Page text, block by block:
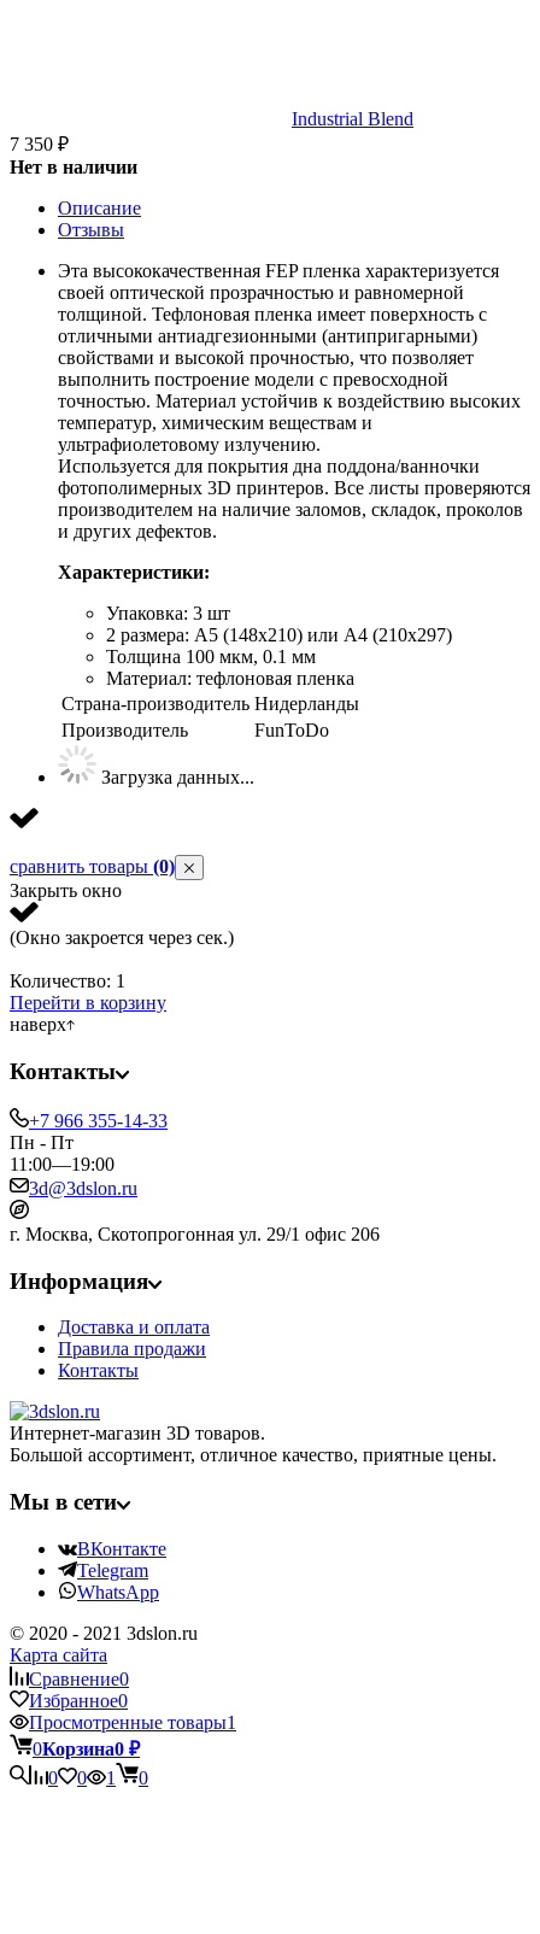
Industrial Blend
7 350 ₽
Нет в наличии
Описание
Отзывы
Эта высококачественная FEP пленка характеризуется
своей оптической прозрачностью и равномерной
толщиной. Тефлоновая пленка имеет поверхность с
отличными антиадгезионными (антипригарными)
свойствами и высокой прочностью, что позволяет
выполнить построение модели с превосходной
точностью. Материал устойчив к воздействию высоких
температур, химическим веществам и
ультрафиолетовому излучению.
Используется для покрытия дна поддона/ванночки
фотополимерных 3D принтеров. Все листы проверяются
производителем на наличие заломов, складок, проколов
и других дефектов.
Характеристики:
Упаковка: 3 шт
2 размера: А5 (148х210) или А4 (210х297)
Толщина 100 мкм, 0.1 мм
Материал: тефлоновая пленка
Страна-производитель Нидерланды
Производитель
FunToDo
Загрузка данных...
сравнить товары (0)
Закрыть окно
(Окно закроется через сек.)
Количество: 1
Перейти в корзину
наверх
Контакты
+7 966 355-14-33
Пн - Пт
11:00—19:00
3d@3dslon.ru
г. Москва, Скотопрогонная ул. 29/1 офис 206
Информация
Доставка и оплата
Правила продажи
Контакты
Интернет-магазин 3D товаров.
Большой ассортимент, отличное качество, приятные цены.
Мы в сети
ВКонтакте
Telegram
WhatsApp
© 2020 - 2021 3dslon.ru
Карта сайта
Сравнение0
Избранное0
Просмотренные товары1
0Корзина0 ₽
0
0 1 0